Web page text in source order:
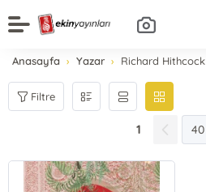
Anasayfa Yazar Richard Hithcock
Filtre
1